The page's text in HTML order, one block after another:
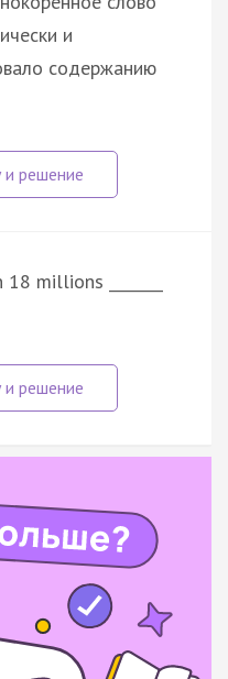
и
содержанию
millions _______